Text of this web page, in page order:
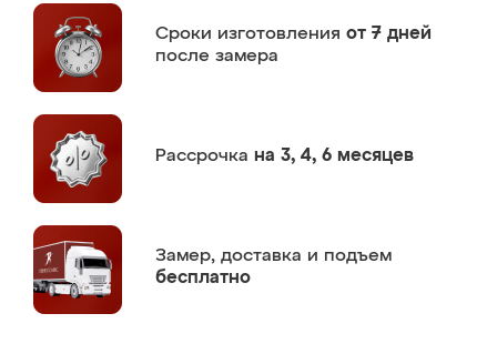
Сроки изготовления от 7 дней
после замера
Рассрочка на 3, 4, 6 месяцев
Замер, доставка и подъем
бесплатно